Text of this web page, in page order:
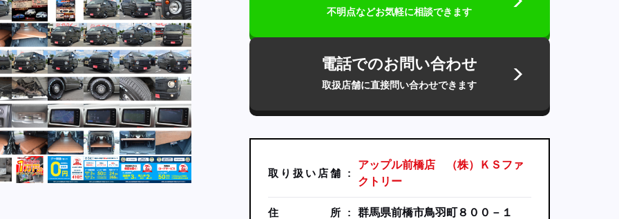
不明点などお気軽に相談できます
電話でのお問い合わせ
取扱店舗に直接問い合わせできます
取 り 扱 い 店舗
アップル前橋店 （株）ＫＳファ
クトリー
住 所 群馬県前橋市鳥羽町８００－１